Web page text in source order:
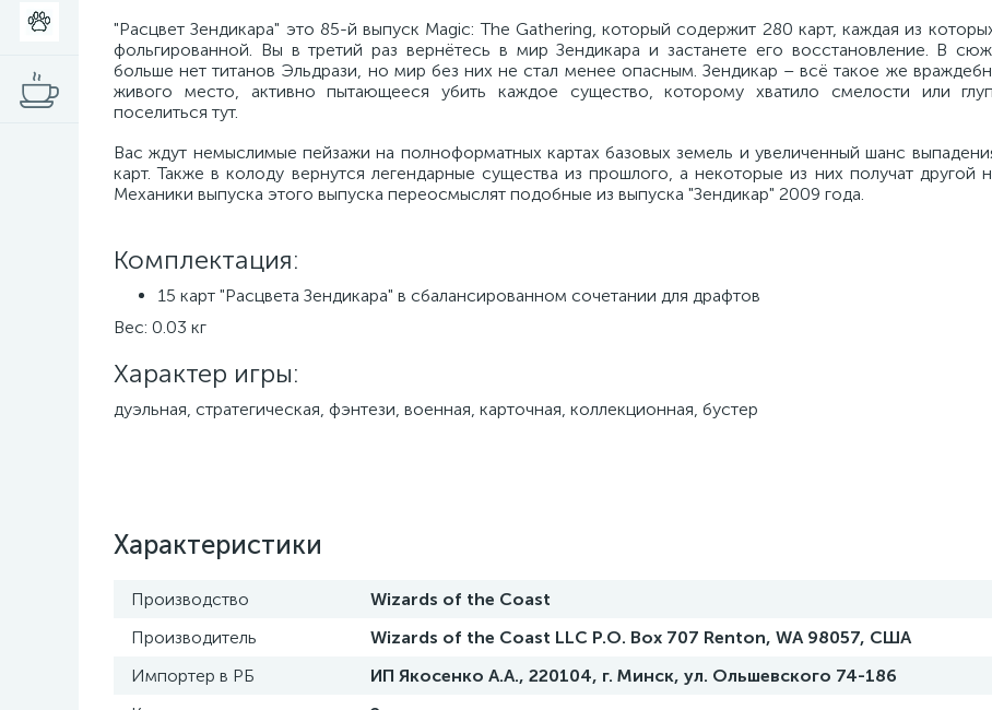
"Расцвет Зендикара" это 85-й выпуск Magic: The Gathering, который содержит 280 карт, каждая из
фольгированной. Вы в третий раз вернётесь в мир Зендикара и застанете его восстановление. В
больше нет титанов Эльдрази, но мир без них не стал менее опасным. Зендикар – всё такое же
живого место, активно пытающееся убить каждое существо, которому хватило смелости или
поселиться тут.
Вас ждут немыслимые пейзажи на полноформатных картах базовых земель и увеличенный шанс
карт. Также в колоду вернутся легендарные существа из прошлого, а некоторые из них получат другой
Механики выпуска этого выпуска переосмыслят подобные из выпуска "Зендикар" 2009 года.
Комплектация:
15 карт "Расцвета Зендикара" в сбалансированном сочетании для драфтов
Вес: 0.03 кг
Характер игры:
дуэльная, стратегическая, фэнтези, военная, карточная, коллекционная, бустер
Характеристики
Производство
Wizards of the Coast
Производитель
Wizards of the Coast LLC P.O. Box 707 Renton, WA 98057, США
Импортер в РБ
ИП Якосенко А.А., 220104, г. Минск, ул. Ольшевского 74-186